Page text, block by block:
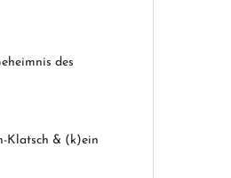
des
Klatsch & (k)ein